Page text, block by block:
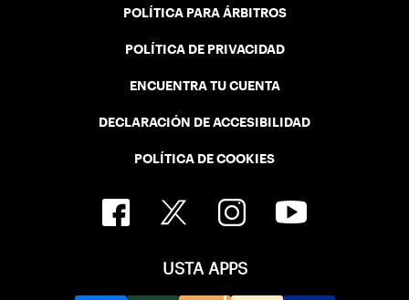
POLÍTICA PARA ÁRBITROS
POLÍTICA DE PRIVACIDAD
ENCUENTRA TU CUENTA
DECLARACIÓN DE ACCESIBILIDAD
POLÍTICA DE COOKIES
USTA APPS